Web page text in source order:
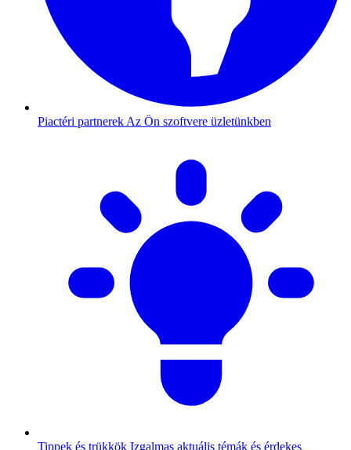
Piactéri partnerek Az Ön szoftvere üzletünkben
Tippek és trükkök Izgalmas aktuális témák és érdekes